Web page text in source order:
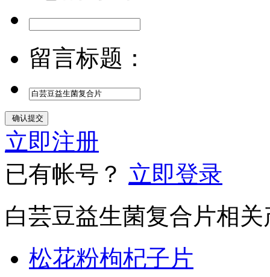
留言标题：
立即注册
已有帐号？ 立即登录
白芸豆益生菌复合片相
松花粉枸杞子片